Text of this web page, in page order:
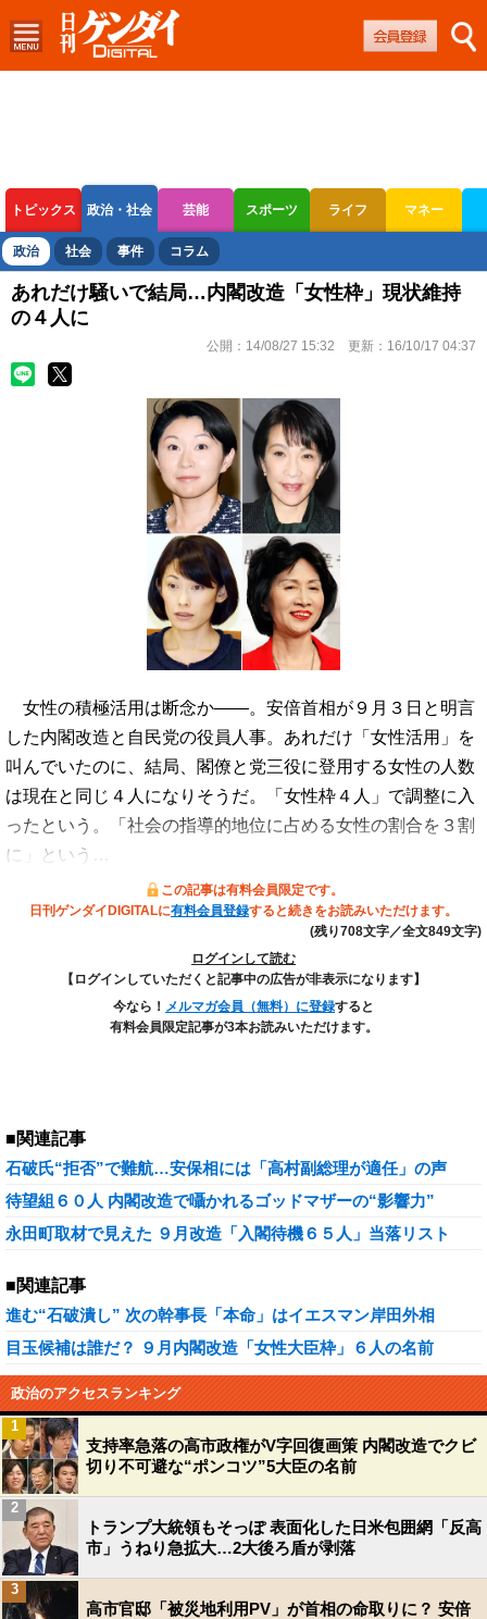
トピックス 政治・社会 芸能 スポーツ ライフ マネー
ボートレース 競輪 オートレース
政治 社会 事件 コラム
あれだけ騒いで結局…内閣改造「女性枠」現状維持
の４人に
公開： 14/08/27 15:32 更新： 16/10/17 04:37
女性の積極活用は断念か――。安倍首相が９月３日と明言
した内閣改造と自民党の役員人事。あれだけ「女性活用」を
叫んでいたのに、結局、閣僚と党三役に登用する女性の人数
は現在と同じ４人になりそうだ。「女性枠４人」で調整に入
ったという。「社会の指導的地位に占める女性の割合を３割
に」という…
この記事は有料会員限定です。
日刊ゲンダイDIGITALに有料会員登録すると続きをお読みいただけます。
(残り708文字／全文849文字)
ログインして読む
【ログインしていただくと記事中の広告が非表示になります】
今なら！ メルマガ会員（無料）に登録すると
有料会員限定記事が3本お読みいただけます。
■関連記事
石破氏“拒否”で難航…安保相には「高村副総理が適任」の声
待望組６０人 内閣改造で囁かれるゴッドマザーの“影響力”
永田町取材で見えた ９月改造「入閣待機６５人」当落リスト
■関連記事
進む“石破潰し” 次の幹事長「本命」はイエスマン岸田外相
目玉候補は誰だ？ ９月内閣改造「女性大臣枠」６人の名前
政治のアクセスランキング
支持率急落の高市政権がV字回復画策 内閣改造でクビ
切り不可避な“ポンコツ”5大臣の名前
1
トランプ大統領もそっぽ 表面化した日米包囲網「反高
市」うねり急拡大…2大後ろ盾が剥落
2
高市官邸「被災地利用PV」が首相の命取りに？ 安倍
3